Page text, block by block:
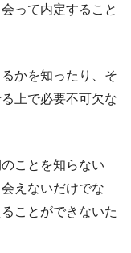
って内定すること
かを知ったり、そ
上で必要不可欠な
ことを知らない
えないだけでな
ことができないた